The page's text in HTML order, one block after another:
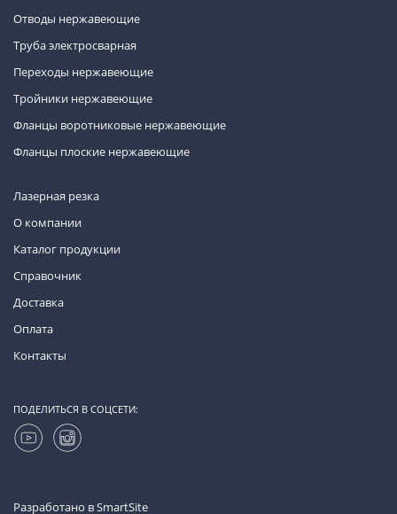
Отводы нержавеющие
Труба электросварная
Переходы нержавеющие
Тройники нержавеющие
Фланцы воротниковые нержавеющие
Фланцы плоские нержавеющие
Лазерная резка
О компании
Каталог продукции
Справочник
Доставка
Оплата
Контакты
ПОДЕЛИТЬСЯ В СОЦСЕТИ:
Разработано вSmartSite